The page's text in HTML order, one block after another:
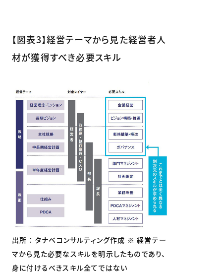
【図表3】経営テーマから見た経営者人
材が獲得すべき必要スキル
出所 ： タナベコンサルティング作成 ※ 経営テー
マから見た必要なスキルを明示したものであり、
身に付けるべきスキル全てではない